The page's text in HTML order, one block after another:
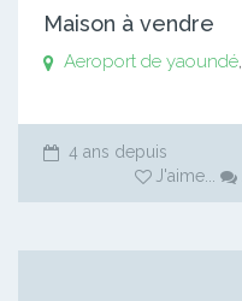
Maison à vendre
Aeroport de yaoundé,
4 ans depuis
J'aime ...